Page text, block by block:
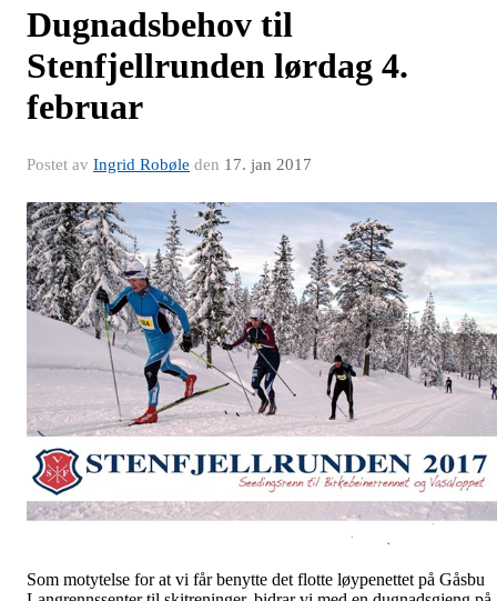
Dugnadsbehov til
Stenfjellrunden lørdag 4.
februar
Postet av Ingrid Robøle den 17. jan 2017
Som motytelse for at vi får benytte det flotte løypenettet på Gåsbu